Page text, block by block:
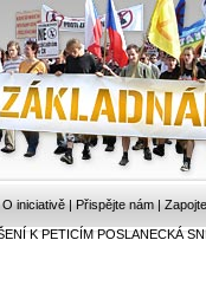
O iniciativě | Přispějte nám |
K PETICÍM POSLANECKÁ